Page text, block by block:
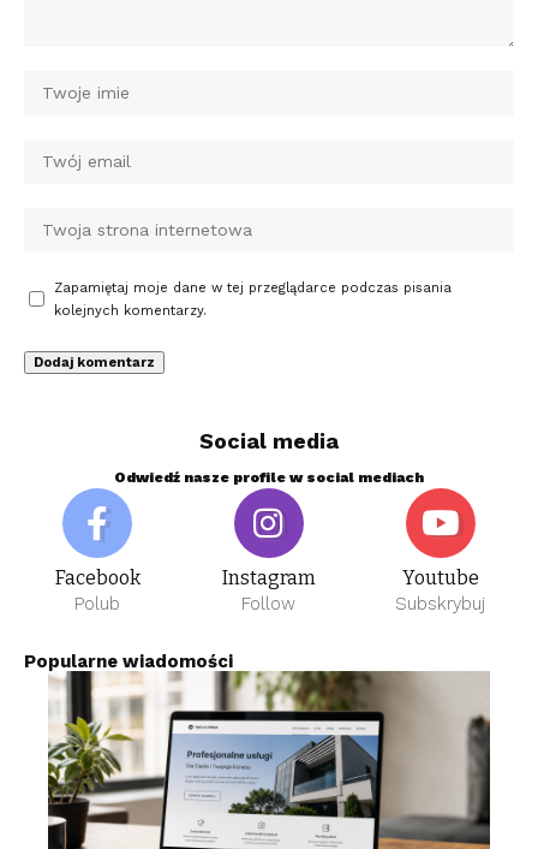
Zapamiętaj moje dane w tej przeglądarce podczas pisania
kolejnych komentarzy.
Social media
Odwiedź nasze profile w social mediach
Facebook
Polub
Instagram
Follow
Youtube
Subskrybuj
Popularne wiadomości